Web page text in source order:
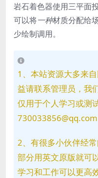
岩石着色器使用三平面
可以将一种材质分配给
少绘制调用。
1、本站资源大多来
益请联系管理员，我
仅用于个人学习或测
730033856@qq.com
2、有很多小伙伴经
部分用英文原版就可
学习和工作可以更高